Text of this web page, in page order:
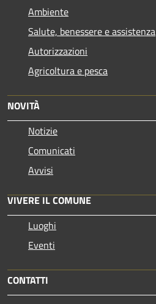
Ambiente
Salute, benessere e assistenza
Autorizzazioni
Agricoltura e pesca
NOVITÀ
Notizie
Comunicati
Avvisi
VIVERE IL COMUNE
Luoghi
Eventi
CONTATTI